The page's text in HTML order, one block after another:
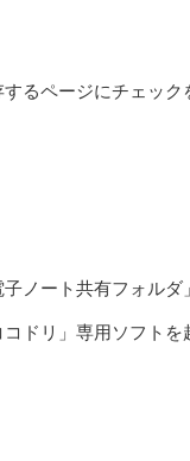
するページにチェック
子ノート共有フォル
コドリ」専用ソフト